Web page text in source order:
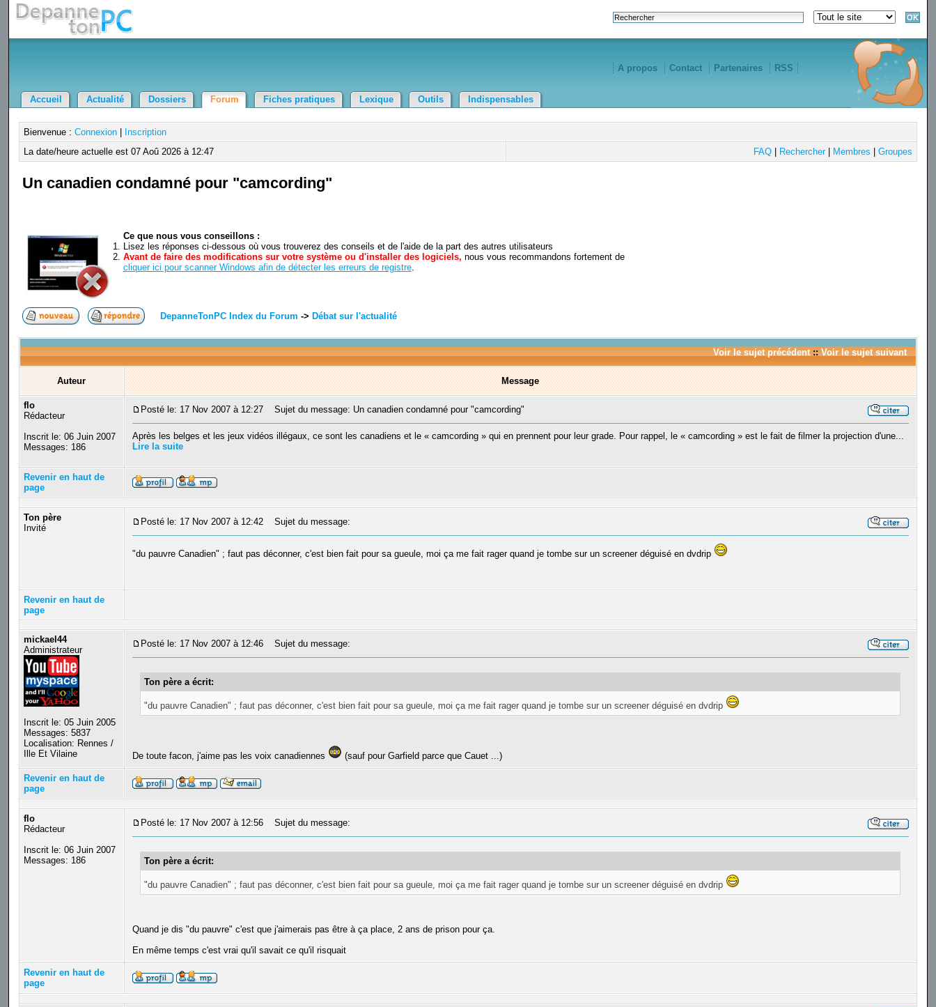
A propos Contact Partenaires RSS
Accueil Actualité Dossiers Forum Fiches pratiques Lexique Outils Indispensables
Bienvenue : Connexion|
Inscription
La date/heure actuelle est 07 Aoû 2026 à 12:47
FAQ| Rechercher| Membres Groupes
Un canadien condamné pour "camcording"
Ce que nous vous conseillons :
Lisez les réponses ci-dessous où vous trouverez des conseils et de l'aide de la part des autres utilisateurs
Avant de faire des modifications sur votre système ou d'installer des logiciels, nous vous recommandons fortement de
cliquer ici pour scanner Windows afin de détecter les erreurs de registre.
DepanneTonPC Index du Forum -> Débat sur l'actualité
Voir le sujet précédent:: Voir le sujet suivant
Auteur Message
flo
Rédacteur
Inscrit le: 06 Juin 2007
Messages: 186
Posté le: 17 Nov 2007 à 12:27 Sujet du message: Un canadien condamné pour "camcording"
Après les belges et les jeux vidéos illégaux, ce sont les canadiens et le « camcording » qui en prennent pour leur grade. Pour rappel, le « camcording » est le fait de filmer la projection d'une...
Lire la suite
Revenir en haut de
page
Ton père
Invité
Posté le: 17 Nov 2007 à 12:42 Sujet du message:
"du pauvre Canadien" ; faut pas déconner, c'est bien fait pour sa gueule, moi ça me fait rager quand je tombe sur un screener déguisé en dvdrip
Revenir en haut de
page
mickael44
Administrateur
Inscrit le: 05 Juin 2005
Messages: 5837
Localisation: Rennes /
Ille Et Vilaine
Posté le: 17 Nov 2007 à 12:46 Sujet du message:
Ton père a écrit:
"du pauvre Canadien" ; faut pas déconner, c'est bien fait pour sa gueule, moi ça me fait rager quand je tombe sur un screener déguisé en dvdrip
De toute facon, j'aime pas les voix canadiennes (sauf pour Garfield parce que Cauet ...)
Revenir en haut de
page
flo
Rédacteur
Inscrit le: 06 Juin 2007
Messages: 186
Posté le: 17 Nov 2007 à 12:56 Sujet du message:
Ton père a écrit:
"du pauvre Canadien" ; faut pas déconner, c'est bien fait pour sa gueule, moi ça me fait rager quand je tombe sur un screener déguisé en dvdrip
Quand je dis "du pauvre" c'est que j'aimerais pas être à ça place, 2 ans de prison pour ça.
En même temps c'est vrai qu'il savait ce qu'il risquait
Revenir en haut de
page